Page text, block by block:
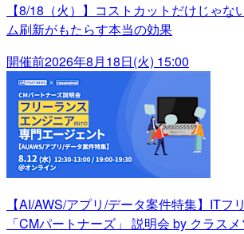
【8/18（火）】コストカットだけじゃな
ム刷新がもたらす本当の効果
開催前2026年8月18日(火) 15:00
【AI/AWS/アプリ/データ案件特集】ITフ
「CMパートナーズ」 説明会 by クラス